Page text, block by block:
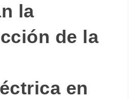
la
de la
en